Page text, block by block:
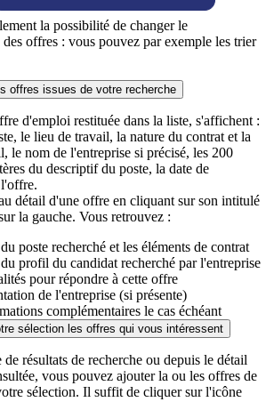
la possibilité de changer le
des offres : vous pouvez par exemple les trier
offres issues de votre recherche
d'emploi restituée dans la liste, s'affichent :
le lieu de travail, la nature du contrat et la
le nom de l'entreprise si précisé, les 200
du descriptif du poste, la date de
détail d'une offre en cliquant sur son intitulé
la gauche. Vous retrouvez :
poste recherché et les éléments de contrat
profil du candidat recherché par l'entreprise
pour répondre à cette offre
de l'entreprise (si présente)
complémentaires le cas échéant
sélection les offres qui vous intéressent
résultats de recherche ou depuis le détail
vous pouvez ajouter la ou les offres de
sélection. Il suffit de cliquer sur l'icône